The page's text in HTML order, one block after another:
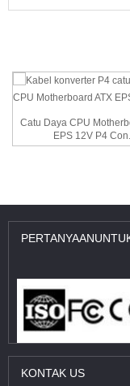
Catu Daya CPU
EPS 12V P4
PERTANYAAN
KONTAK US